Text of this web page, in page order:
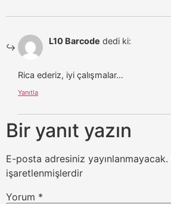
L10 Barcode dedi ki:
Rica ederiz, iyi çalışmalar…
Yanıtla
Bir yanıt yazın
E-posta adresiniz yayınlanmayacak.
işaretlenmişlerdir
Yorum *